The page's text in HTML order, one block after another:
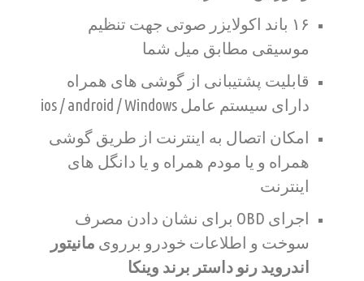
۱۶ باند اکولایزر صوتی جهت تنظیم
موسیقی مطابق میل شما
قابلیت پشتیبانی از گوشی های همراه
دارای سیستم عامل ios / android / Windows
امکان اتصال به اینترنت از طریق گوشی
همراه و یا مودم همراه و یا دانگل های
اینترنت
اجرای OBD برای نشان دادن مصرف
سوخت و اطلاعات خودرو برروی مانیتور
اندروید رنو داستر برند وینکا